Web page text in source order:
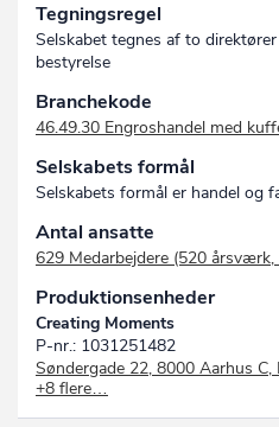
Tegningsregel
Selskabet tegnes af to
bestyrelse
Branchekode
46.49.30 Engroshandel med
Selskabets formål
Selskabets formål er handel og
Antal ansatte
629 Medarbejdere (520 årsværk,
Produktionsenheder
Creating Moments
P-nr.: 1031251482
Søndergade 22, 8000 Aarhus C,
Jernaldervej 280
P-nr.: 1027895375
+8 flere…